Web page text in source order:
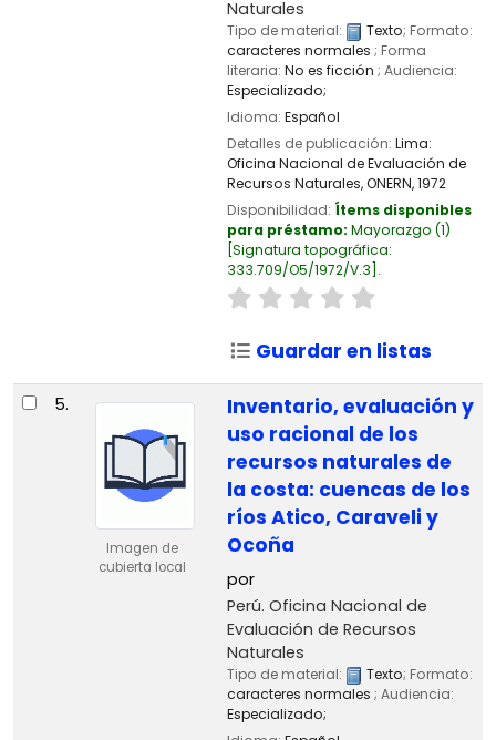
Naturales
Tipo de material: Texto; Formato:
caracteres normales ; Forma
literaria: No es ficción ; Audiencia:
Especializado;
Idioma: Español
Detalles de publicación: Lima:
Oficina Nacional de Evaluación de
Recursos Naturales, ONERN,1972
Disponibilidad: Ítems disponibles
para préstamo: Mayorazgo (1)
Signatura topográfica:
333.709/O5/1972/V.3 .
Guardar en listas
5.
Imagen de
cubierta local
Inventario, evaluación y
uso racional de los
recursos naturales de
la costa: cuencas de los
ríos Atico, Caraveli y
Ocoña
por
Perú. Oficina Nacional de
Evaluación de Recursos
Naturales
Tipo de material: Texto; Formato:
caracteres normales ; Audiencia:
Especializado;